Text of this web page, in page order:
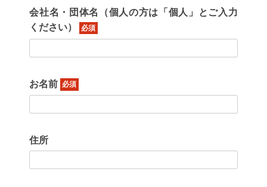
会社名・団体名（個人の方は「個人」とご入力
ください）
必須
お名前 必須
住所